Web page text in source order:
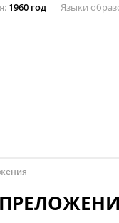
1960 год Языки